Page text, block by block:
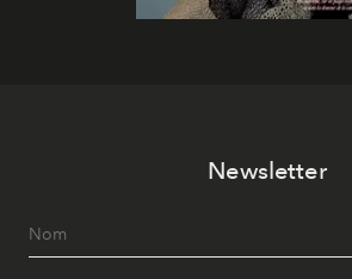
Newsletter